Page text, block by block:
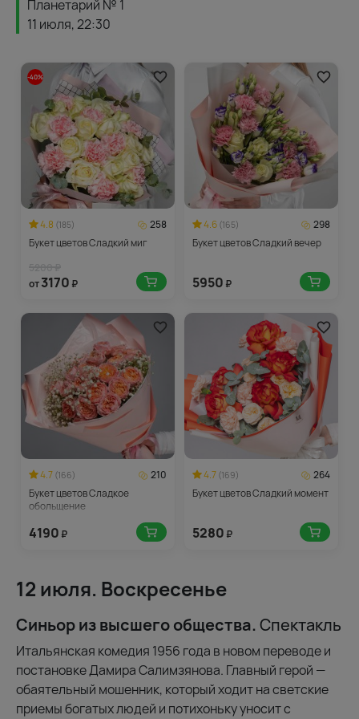
Планетарий № 1
11 июля, 22:30
-40%
4.8 (185)
258
Букет цветов Сладкий миг
от3170 ₽
4.6 (165)
298
Букет цветов Сладкий вечер
5950 ₽
4.7 (166)
210
Букет цветов Сладкое
обольщение
4190 ₽
4.7 (169)
264
Букет цветов Сладкий момент
5280 ₽
12 июля. Воскресенье
Синьор из высшего общества.Спектакль
Итальянская комедия 1956 года в новом переводе и
постановке Дамира Салимзянова. Главный герой —
обаятельный мошенник, который ходит на светские
приемы богатых людей и потихоньку уносит с